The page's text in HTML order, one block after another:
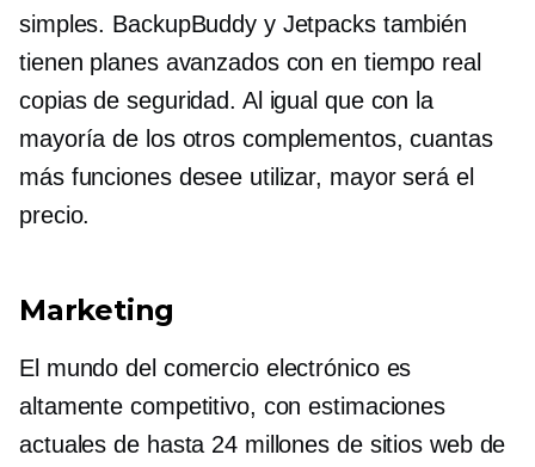
simples. BackupBuddy y Jetpacks también
tienen planes avanzados conen tiempo real
copias de seguridad. Al igual que con la
mayoría de los otros complementos, cuantas
más funciones desee utilizar, mayor será el
precio.
Marketing
El mundo del comercio electrónico es
altamente competitivo, con estimaciones
actuales de hasta 24 millones de sitios web de